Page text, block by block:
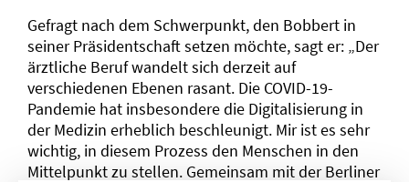
Gefragt nach dem Schwerpunkt, den Bobbert in
seiner Präsidentschaft setzen möchte, sagt er: „Der
ärztliche Beruf wandelt sich derzeit auf
verschiedenen Ebenen rasant. Die COVID-19-
Pandemie hat insbesondere die Digitalisierung in
der Medizin erheblich beschleunigt. Mir ist es sehr
wichtig, in diesem Prozess den Menschen in den
Mittelpunkt zu stellen. Gemeinsam mit der Berliner